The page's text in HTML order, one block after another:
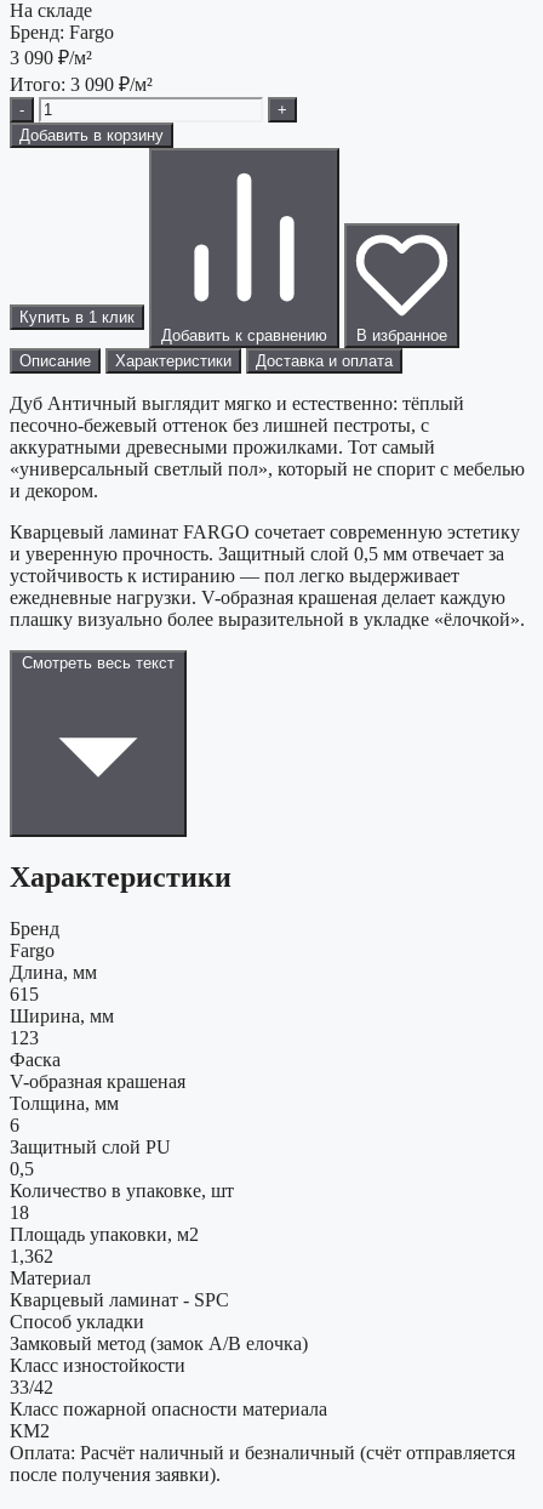
На складе
Бренд: Fargo
3 090 ₽/м²
Итого: 3 090 ₽/м²
-
+
Добавить в корзину
Купить в 1 клик
Добавить к сравнению
В избранное
Описание
Характеристики Доставка и оплата
Дуб Античный выглядит мягко и естественно: тёплый
песочно-бежевый оттенок без лишней пестроты, с
аккуратными древесными прожилками. Тот самый
«универсальный светлый пол», который не спорит с мебелью
и декором.
Кварцевый ламинат FARGO сочетает современную эстетику
и уверенную прочность. Защитный слой 0,5 мм отвечает за
устойчивость к истиранию — пол легко выдерживает
ежедневные нагрузки. V-образная крашеная делает каждую
плашку визуально более выразительной в укладке «ёлочкой».
Смотреть весь текст
Характеристики
Бренд
Fargo
Длина, мм
615
Ширина, мм
123
Фаска
V-образная крашеная
Толщина, мм
6
Защитный слой PU
0,5
Количество в упаковке, шт
18
Площадь упаковки, м2
1,362
Материал
Кварцевый ламинат - SPC
Способ укладки
Замковый метод (замок А/В елочка)
Класс изностойкости
33/42
Класс пожарной опасности материала
КМ2
Оплата: Расчёт наличный и безналичный (счёт отправляется
после получения заявки).